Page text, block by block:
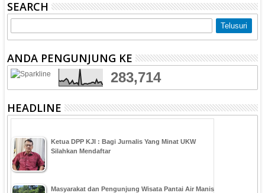
SEARCH
ANDA PENGUNJUNG KE
283,714
HEADLINE
Ketua DPP KJI : Bagi Jurnalis Yang Minat UKW
Silahkan Mendaftar
Masyarakat dan Pengunjung Wisata Pantai Air Manis